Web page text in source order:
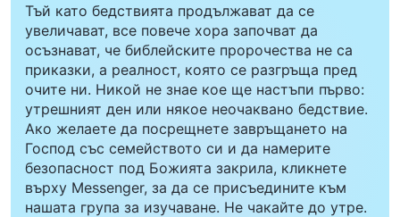
Тъй като бедствията продължават да се
увеличават, все повече хора започват да
осъзнават, че библейските пророчества не са
приказки, а реалност, която се разгръща пред
очите ни. Никой не знае кое ще настъпи първо:
утрешният ден или някое неочаквано бедствие.
Ако желаете да посрещнете завръщането на
Господ със семейството си и да намерите
безопасност под Божията закрила, кликнете
върху Messenger, за да се присъедините към
нашата група за изучаване. Не чакайте до утре.